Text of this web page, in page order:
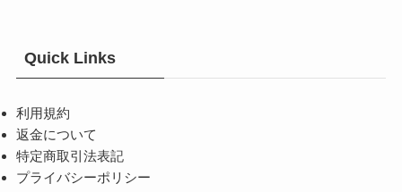
Quick Links
利用規約
返金について
特定商取引法表記
プライバシーポリシー